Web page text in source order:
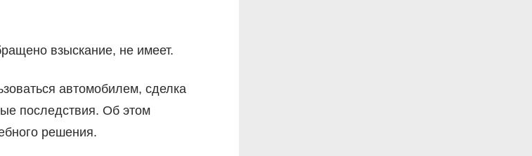
взыскание, не имеет.
автомобилем, сделка
последствия. Об этом
решения.